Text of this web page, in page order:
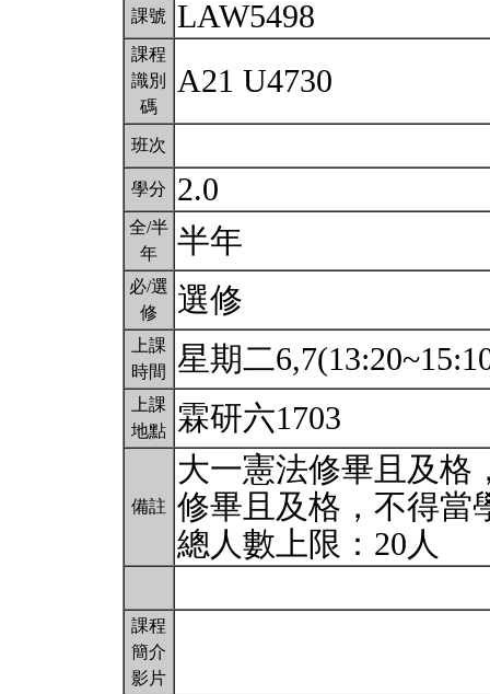
課號 LAW5498
課程
識別
碼
A21 U4730
班次
學分 2.0
全/半
年
半年
必/選
修
選修
上課
時間
星期二
上課
地點
霖研六1703
備註
大一憲法修畢且及格
修畢且及格，不得當
總人數上限：20人
課程
簡介
影片